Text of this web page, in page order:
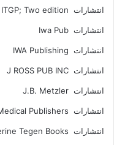
انتشارات ITGP; Two edition
انتشارات Iwa Pub
انتشارات IWA Publishing
انتشارات J ROSS PUB INC
انتشارات J.B. Metzler
انتشارات JP Medical Publishers
انتشارات Katherine Tegen Books